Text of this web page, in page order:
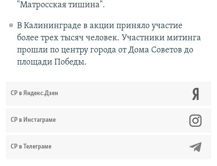
"Матросская тишина".
В Калининграде в акции приняло участие
более трех тысяч человек. Участники митинга
прошли по центру города от Дома Советов до
площади Победы.
СР в Яндекс.Дзен
CР в Инстаграме
СР в Телеграме